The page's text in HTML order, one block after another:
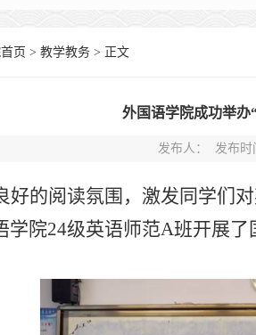
页 > 教学教务 > 正文
外国语学院成功举办
发布人： 发布时
好的阅读氛围，激发同学们
学院24级英语师范A班开展